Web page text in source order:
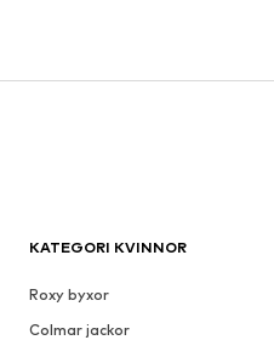
KATEGORI KVINNOR
Roxy byxor
Colmar jackor